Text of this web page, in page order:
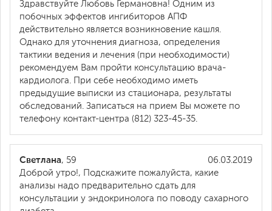
Здравствуйте Любовь Германовна! Одним из
побочных эффектов ингибиторов АПФ
действительно является возникновение кашля.
Однако для уточнения диагноза, определения
тактики ведения и лечения (при необходимости)
рекомендуем Вам пройти консультацию врача-
кардиолога. При себе необходимо иметь
предыдущие выписки из стационара, результаты
обследований. Записаться на прием Вы можете по
телефону контакт-центра (812) 323-45-35.
06.03.2019
Светлана, 59
Доброй утро!, Подскажите пожалуйста, какие
анализы надо предварительно сдать для
консультации у эндокринолога по поводу сахарного